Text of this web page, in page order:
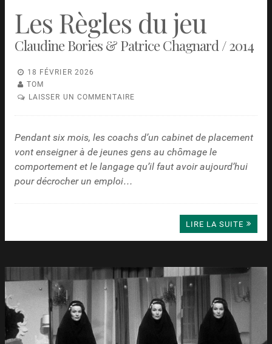
Les Règles du jeu
Claudine Bories & Patrice Chagnard / 2014
18 FÉVRIER 2026
TOM
LAISSER UN COMMENTAIRE
Pendant six mois, les coachs d’un cabinet de placement
vont enseigner à de jeunes gens au chômage le
comportement et le langage qu’il faut avoir aujourd’hui
pour décrocher un emploi…
LIRE LA SUITE